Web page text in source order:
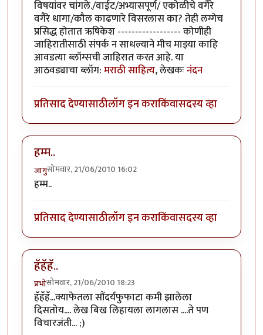
विषयांवर चांगले./वाईट/अभ्यासपूर्ण/ एकोळीचे वगैरे
वगैरे धागा/कौल काढणारे विसरलास का? तेही लग्गेच
प्रसिद्ध होतात ऋषिकेश ------------------ कोणीही
जाहिरातीसाठी संपर्क न साधल्याने मीच माझ्या काहि
आवडत्या ब्लॉग्सची जाहिरात करत आहे. या
आठवड्याचा ब्लॉग:मराठी साहित्य, लेखकःनंदन
प्रतिसाद देण्यासाठीलॉग इन कराकिंवासदस्य व्हा
हम्म..
जागुसोमवार, 21/06/2010 16:02
हम्म..
प्रतिसाद देण्यासाठीलॉग इन कराकिंवासदस्य व्हा
हॅहॅहॅ..
प्रभोसोमवार, 21/06/2010 18:23
हॅहॅहॅ...क्याफेतला सौंदर्यफुफाटा कमी झालेला
दिसतोय.... लेख बिख लिहायला लागलास ....ते पण
विचारजंती... ;)